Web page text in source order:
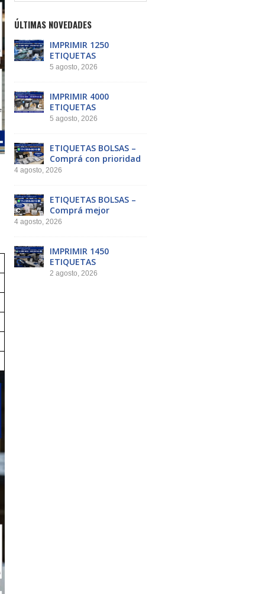
ÚLTIMAS NOVEDADES
IMPRIMIR 1250
ETIQUETAS
5 agosto, 2026
IMPRIMIR 4000
ETIQUETAS
5 agosto, 2026
ETIQUETAS BOLSAS –
Comprá con prioridad
4 agosto, 2026
ETIQUETAS BOLSAS –
Comprá mejor
4 agosto, 2026
IMPRIMIR 1450
ETIQUETAS
2 agosto, 2026